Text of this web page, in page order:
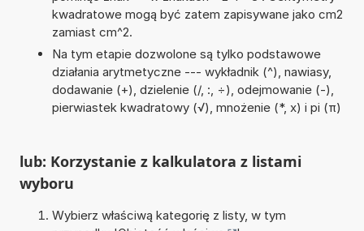
kwadratowe mogą być zatem zapisywane jako cm2
zamiast cm^2.
Na tym etapie dozwolone są tylko podstawowe
działania arytmetyczne --- wykładnik (^), nawiasy,
dodawanie (+), dzielenie (/, :, ÷), odejmowanie (-),
pierwiastek kwadratowy (√), mnożenie (*, x) i pi (π)
lub: Korzystanie z kalkulatora z listami
wyboru
Wybierz właściwą kategorię z listy, w tym